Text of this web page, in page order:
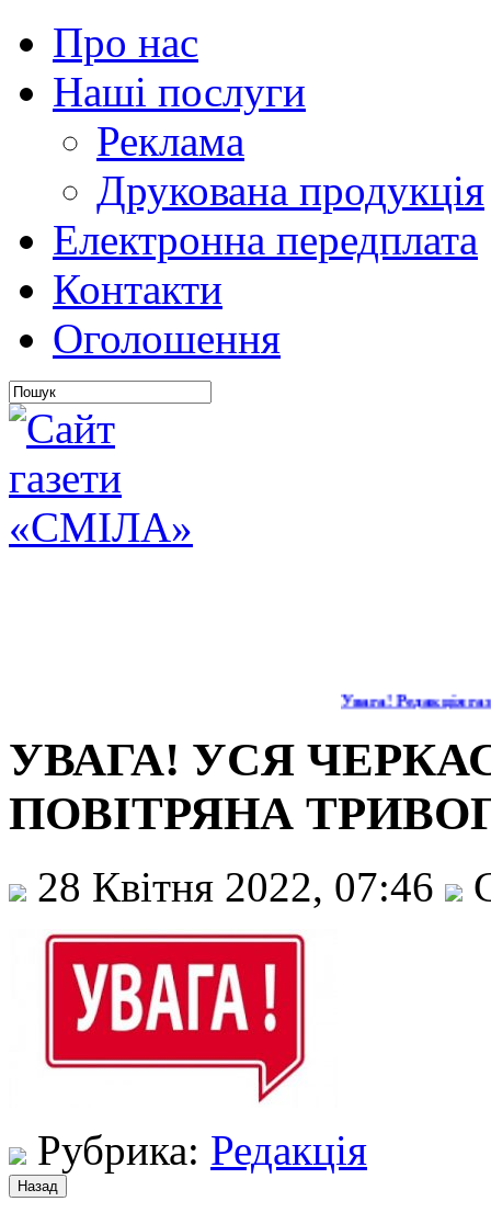
Про нас
Наші послуги
Реклама
Друкована продукція
Електронна передплата
Контакти
Оголошення
Увага! Редакція
УВАГА! УСЯ
ПОВІТРЯНА
28 Квітня 2022, 07:46
Рубрика: Редакція